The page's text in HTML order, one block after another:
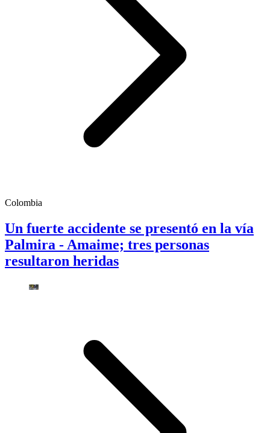
Colombia
Un fuerte accidente se presentó en la vía
Palmira - Amaime; tres personas
resultaron heridas